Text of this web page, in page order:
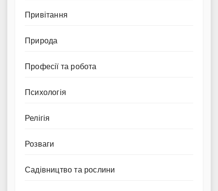
Привітання
Природа
Професії та робота
Психологія
Релігія
Розваги
Садівництво та рослини